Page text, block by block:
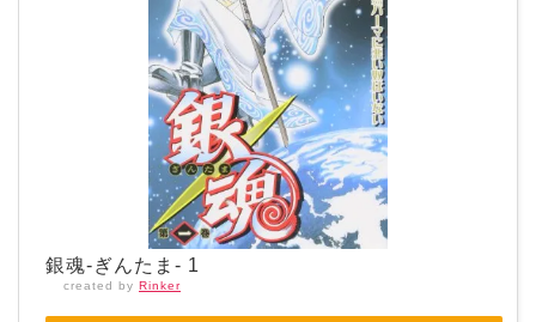
銀魂-ぎんたま- 1
created by Rinker